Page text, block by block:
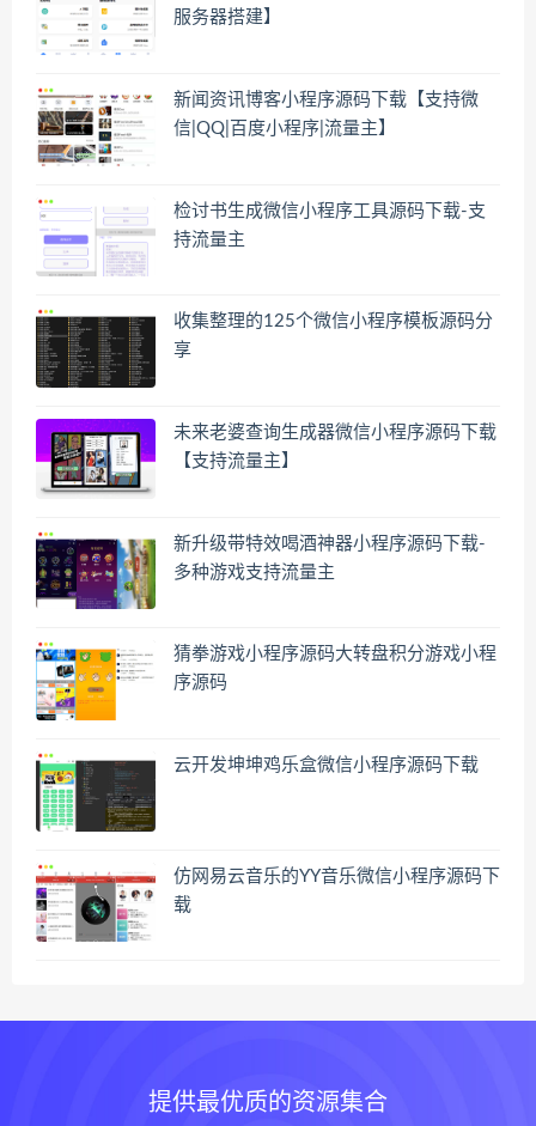
服务器搭建】
新闻资讯博客小程序源码下载【支持微
信|QQ|百度小程序|流量主】
检讨书生成微信小程序工具源码下载-支
持流量主
收集整理的125个微信小程序模板源码分
享
未来老婆查询生成器微信小程序源码下载
【支持流量主】
新升级带特效喝酒神器小程序源码下载-
多种游戏支持流量主
猜拳游戏小程序源码大转盘积分游戏小程
序源码
云开发坤坤鸡乐盒微信小程序源码下载
仿网易云音乐的YY音乐微信小程序源码下
载
提供最优质的资源集合